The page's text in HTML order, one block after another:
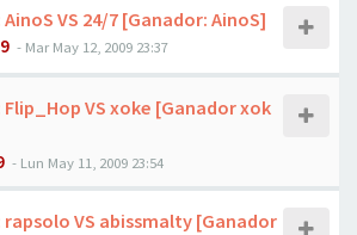
AinoS VS 24/7 [Ganador: AinoS]
- Mar May 12, 2009 23:37
Flip_Hop VS xoke [Ganador xok
- Lun May 11, 2009 23:54
rapsolo VS abissmalty [Ganador